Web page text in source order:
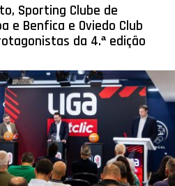
Sporting Clube de
e Benfica e Oviedo Club
da 4.ª edição